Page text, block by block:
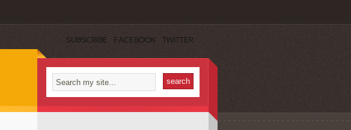
SUBSCRIBE FACEBOOK TWITTER